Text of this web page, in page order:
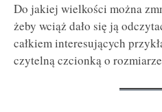
Do jakiej wielkości można
żeby wciąż dało się ją
całkiem interesujących
czytelną czcionką o